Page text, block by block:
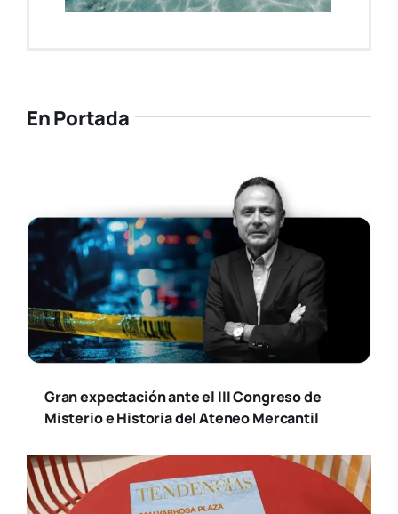
En Portada
Gran expectación ante el III Congreso de
Misterio e Historia del Ateneo Mercantil